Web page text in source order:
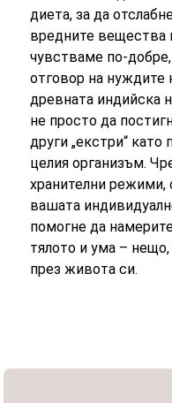
диета, за да
вредните вещества
чувстваме по-
отговор на нуждите
древната индийска
не просто да
други „екстри“
целия организъм.
хранителни режими,
вашата
помогне да
тялото и ума –
през живота си.